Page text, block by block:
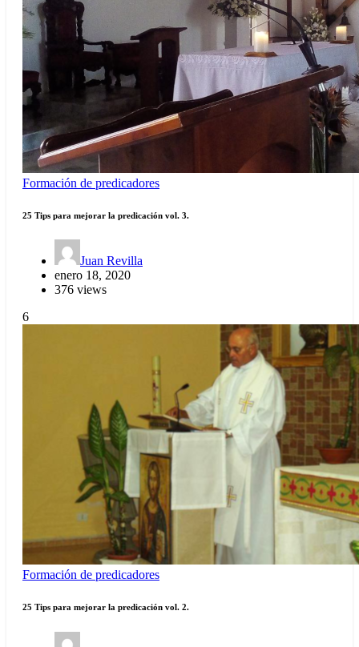
Formación de predicadores
25 Tips para mejorar la predicación vol. 3.
Juan Revilla
enero 18, 2020
376 views
6
Formación de predicadores
25 Tips para mejorar la predicación vol. 2.